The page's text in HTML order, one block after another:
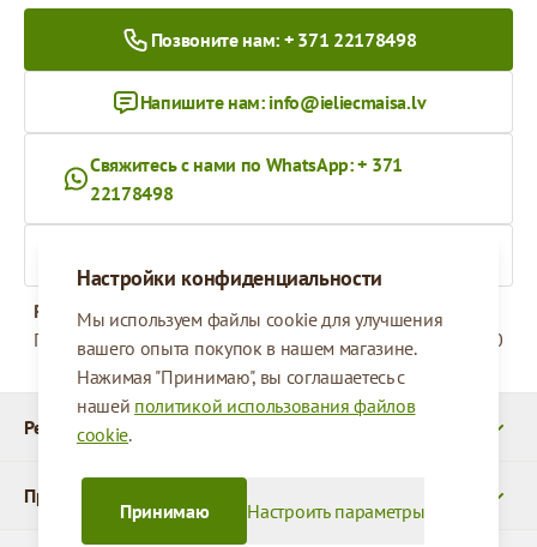
Настройки конфиденциальности
Мы используем файлы cookie для улучшения
вашего опыта покупок в нашем магазине.
Нажимая "Принимаю", вы соглашаетесь с
нашей политикой использования файлов
cookie.
Настроить параметры
Принимаю
Реквизиты
Продукты
Позвоните нам: + 371 22178498
Напишите нам: info@ieliecmaisa.lv
Свяжитесь с нами по WhatsApp: + 371
22178498
Рабочее время
Понедельник - Пятница
09:00 - 17:00